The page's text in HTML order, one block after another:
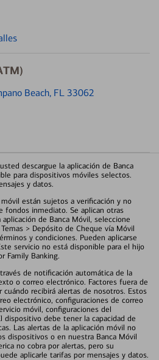
Beach, FL 33062
descargue la aplicación de Banca
para dispositivos móviles selectos.
y datos.
están sujetos a verificación y no
fondos inmediato. Se aplican otras
de Banca Móvil, seleccione
> Depósito de Cheque vía Móvil
y condiciones. Pueden aplicarse
servicio no está disponible para el hijo
Family Banking.
de notificación automática de la
o correo electrónico. Factores fuera de
recibirá alertas de nosotros. Estos
electrónico, configuraciones de correo
móvil, configuraciones del
dispositivo debe tener la capacidad de
Las alertas de la aplicación móvil no
dispositivos o en nuestra Banca Móvil
no cobra por alertas, pero su
aplicarle tarifas por mensajes y datos.